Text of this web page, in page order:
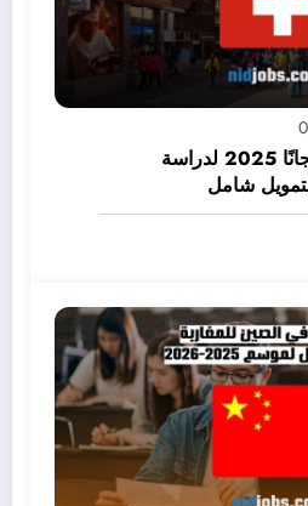
0
السفر إلى سويسرا مجانًا 2025 لدراسة
شامل